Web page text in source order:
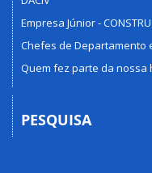
Empresa Júnior - CONSTRU
Chefes de Departamento
Quem fez parte da nossa
PESQUISA